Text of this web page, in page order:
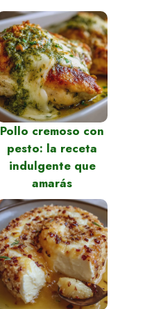
Pollo cremoso con
pesto: la receta
indulgente que
amarás